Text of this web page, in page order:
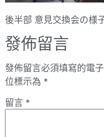
後半部 意見交換会の様
發佈留言
發佈留言必須填寫的電
位標示為 *
留言 *